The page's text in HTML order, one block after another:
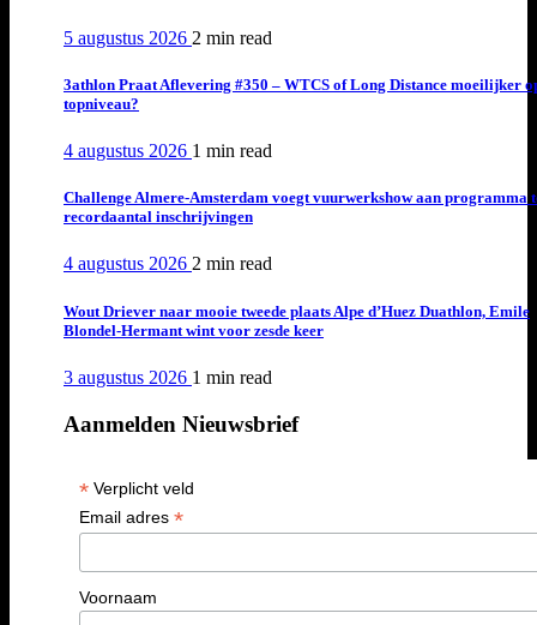
5 augustus 2026 2 min read
3athlon Praat Aflevering #350 – WTCS of Long Distance moeilijker
topniveau?
4 augustus 2026 1 min read
Challenge Almere-Amsterdam voegt vuurwerkshow aan programma
recordaantal inschrijvingen
4 augustus 2026 2 min read
Wout Driever naar mooie tweede plaats Alpe d’Huez Duathlon, Emile
Blondel-Hermant wint voor zesde keer
3 augustus 2026 1 min read
Aanmelden Nieuwsbrief
*Verplicht veld
Email adres *
Voornaam